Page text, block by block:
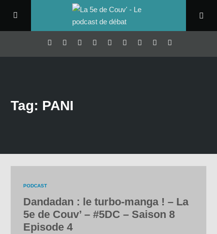
Tag: PANI
PODCAST
Dandadan : le turbo-manga ! – La
5e de Couv’ – #5DC – Saison 8
Episode 4